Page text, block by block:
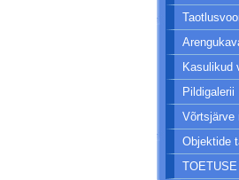
Kasulikud
Pildigalerii
Võrtsjärve
Objektide